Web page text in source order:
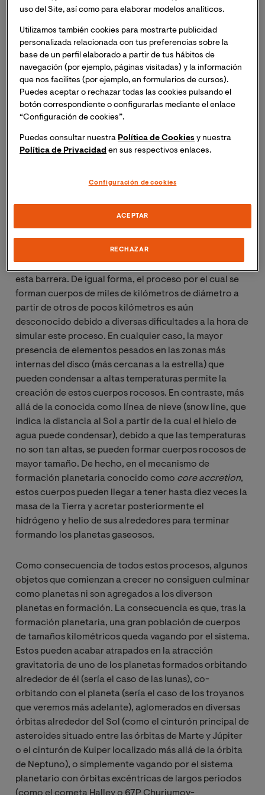
artículos, la formación planetaria aún no está
formación han sido propuestos para explicar la
diversidad de propiedades que conocemos en estos
objetos. Es interesante saber que mientras que
creemos comprender la física involucrada en la
formación de cuerpos de tamaños del orden de varios
metros mediante el crecimiento de pequeñas motas de
polvo, pasar de estos tamaños a cuerpos con varios
kilómetros de diámetro es aún difícil de explicar (el
comúnmente llamadometer-size barrier). El problema
longitud adquieren altas velocidades durante el
escalas de tiempo muy cortas, siendo entonces
destruidos. Sin embargo, en los últimos años se han
esta barrera. De igual forma, el proceso por el cual se
forman cuerpos de miles de kilómetros de diámetro a
partir de otros de pocos kilómetros es aún
desconocido debido a diversas dificultades a la hora de
simular este proceso. En cualquier caso, la mayor
presencia de elementos pesados en las zonas más
internas del disco (más cercanas a la estrella) que
pueden condensar a altas temperaturas permite la
creación de estos cuerpos rocosos. En contraste, más
allá de la conocida como línea de nieve (snow line, que
indica la distancia al Sol a partir de la cual el hielo de
agua puede condensar), debido a que las temperaturas
no son tan altas, se pueden formar cuerpos rocosos de
mayor tamaño. De hecho, en el mecanismo de
formación planetaria conocido como core accretion,
estos cuerpos pueden llegar a tener hasta diez veces la
masa de la Tierra y acretar posteriormente el
hidrógeno y helio de sus alrededores para terminar
formando los planetas gaseosos.
Como consecuencia de todos estos procesos, algunos
objetos que comienzan a crecer no consiguen culminar
como planetas ni son agregados a los diverson
planetas en formación. La consecuencia es que, tras la
formación planetaria, una gran población de cuerpos
de tamaños kilométricos queda vagando por el sistema.
Estos pueden acabar atrapados en la atracción
gravitatoria de uno de los planetas formados orbitando
alrededor de él (sería el caso de las lunas), co-
orbitando con el planeta (sería el caso de los troyanos
que veremos más adelante), aglomerados en diversas
órbitas alrededor del Sol (como el cinturón principal de
asteroides situado entre las órbitas de Marte y Júpiter
o el cinturón de Kuiper localizado más allá de la órbita
de Neptuno), o simplemente vagando por el sistema
planetario con órbitas excéntricas de largos periodos
(como el cometa Halley o 67P Churiumov-
uso del Site, así como para elaborar modelos analíticos.
Utilizamos también cookies para mostrarte publicidad
personalizada relacionada con tus preferencias sobre la
base de un perfil elaborado a partir de tus hábitos de
navegación (por ejemplo, páginas visitadas) y la información
que nos facilites (por ejemplo, en formularios de cursos).
Puedes aceptar o rechazar todas las cookies pulsando el
botón correspondiente o configurarlas mediante el enlace
“Configuración de cookies”.
Puedes consultar nuestra Política de Cookies y nuestra
Política de Privacidad en sus respectivos enlaces.
Configuración de cookies
RECHAZAR
ACEPTAR